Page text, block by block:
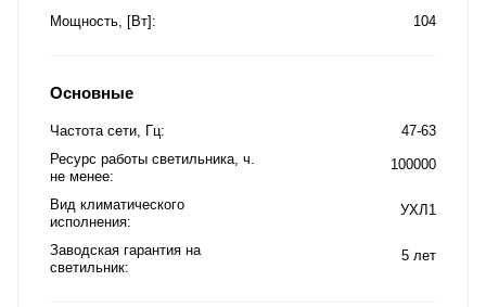
Мощность, [Вт] 104
Основные
Частота сети, Гц
47-63
Ресурс работы светильника, ч.
не менее
100000
Вид климатического
исполнения
УХЛ1
Заводская гарантия на
светильник
5 лет